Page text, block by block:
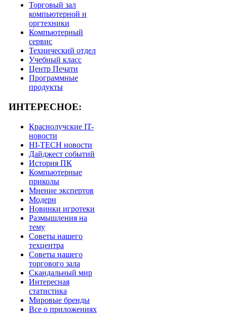
Торговый зал
компьютерной и
оргтехники
Компьютерный
сервис
Технический отдел
Учебный класс
Центр Печати
Программные
продукты
ИНТЕРЕСНОЕ:
Краснолучские IT-
новости
HI-TECH новости
Дайджест событий
История ПК
Компьютерные
приколы
Мнение экспертов
Модерн
Новинки игротеки
Размышления на
тему
Советы нашего
техцентра
Советы нашего
торгового зала
Скандальный мир
Интересная
статистика
Мировые бренды
Все о приложениях